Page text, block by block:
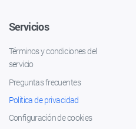
Servicios
Términos y condiciones del
servicio
Preguntas frecuentes
Política de privacidad
Configuración de cookies